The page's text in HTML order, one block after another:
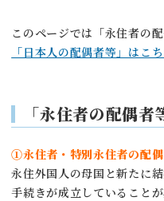
このページでは「永住者の
「日本人の配偶者等」はこ
「永住者の配偶
①永住者・特別永住者の配
永住外国人の母国と新たに
手続きが成立していること